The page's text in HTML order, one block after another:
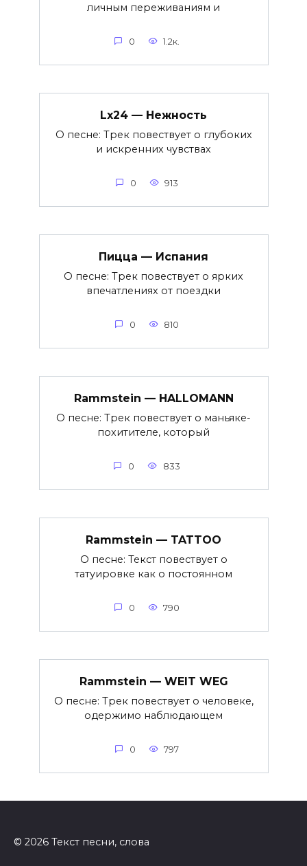
личным переживаниям и
0 1.2к.
Lx24 — Нежность
О песне: Трек повествует о глубоких
и искренних чувствах
0 913
Пицца — Испания
О песне: Трек повествует о ярких
впечатлениях от поездки
0 810
Rammstein — HALLOMANN
О песне: Трек повествует о маньяке-
похитителе, который
0 833
Rammstein — TATTOO
О песне: Текст повествует о
татуировке как о постоянном
0 790
Rammstein — WEIT WEG
О песне: Трек повествует о человеке,
одержимо наблюдающем
0 797
© 2026 Текст песни, слова